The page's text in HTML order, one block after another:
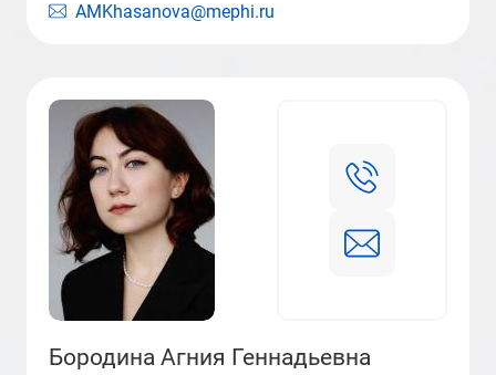
AMKhasanova@mephi.ru
Бородина Агния Геннадьевна